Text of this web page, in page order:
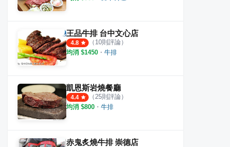
王品牛排 台中文心店
4.8 （ 10則評論）
均消 $1450 ・ 牛排
凱恩斯岩燒餐廳
4.4 （25則評論）
均消 $800 ・ 牛排
赤鬼炙燒牛排 崇德店